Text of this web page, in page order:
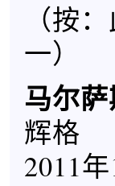
（按
一）
马尔
辉格
2011